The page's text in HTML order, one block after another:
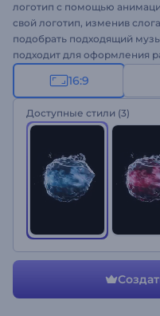
логотип с помощью
свой логотип, изменив
подобрать подходящий
подходит для оформления
интро заставки для
презентаций и многое
эффектом "Водяной шар"!
16:9
Доступные стили (3)